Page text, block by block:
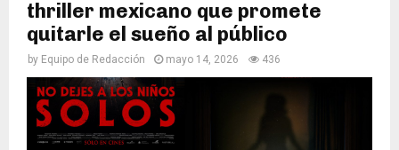
thriller mexicano que promete
quitarle el sueño al público
by Equipo de Redacción mayo 14, 2026 436